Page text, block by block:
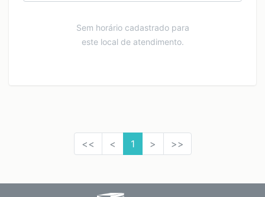
Sem horário cadastrado para
este local de atendimento.
<< < 1 > >>